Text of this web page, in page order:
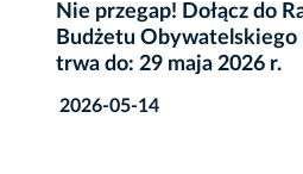
Harmonogram 13. edycji
Budżetu Obywatelskiego
Krakowa
2026-02-20